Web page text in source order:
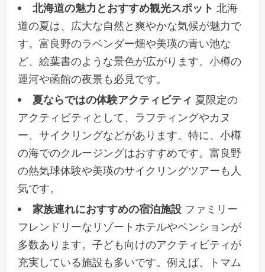
北海道の魅力とおすすめ観光スポット 北海
道の夏は、広大な自然と爽やかな気候が魅力で
す。富良野のラベンダー畑や美瑛の青い池な
ど、絵葉書のような景色が広がります。小樽の
運河や函館の夜景も必見です。
夏ならではの体験アクティビティ 夏限定の
アクティビティとして、ラフティングやカヌ
ー、サイクリングなどがあります。特に、小樽
の海でのクルージングはおすすめです。富良野
の熱気球体験や美瑛のサイクリングツアーも人
気です。
家族連れにおすすめの宿泊施設 ファミリー
フレンドリーなリゾートホテルやペンションが
多数あります。子ども向けのアクティビティが
充実している施設も多いです。例えば、トマム